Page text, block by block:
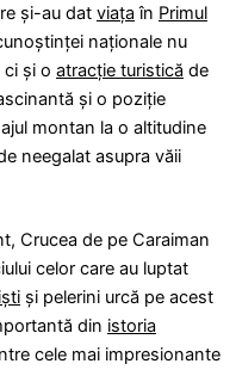
și-au dat viața în Primul
naționale nu
ci și o atracție turistică de
și o poziție
montan la o altitudine
neegalat asupra văii
Crucea de pe Caraiman
celor care au luptat
și pelerini urcă pe acest
din istoria
cele mai impresionante